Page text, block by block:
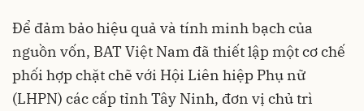
Để đảm bảo hiệu quả và tính minh bạch của
nguồn vốn, BAT Việt Nam đã thiết lập một cơ chế
phối hợp chặt chẽ với Hội Liên hiệp Phụ nữ
(LHPN) các cấp tỉnh Tây Ninh, đơn vị chủ trì